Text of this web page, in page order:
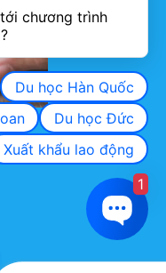
DỊCH VỤ
chương trình
Du học Hàn Quốc
Du học Đức
Xuất khẩu lao động
1